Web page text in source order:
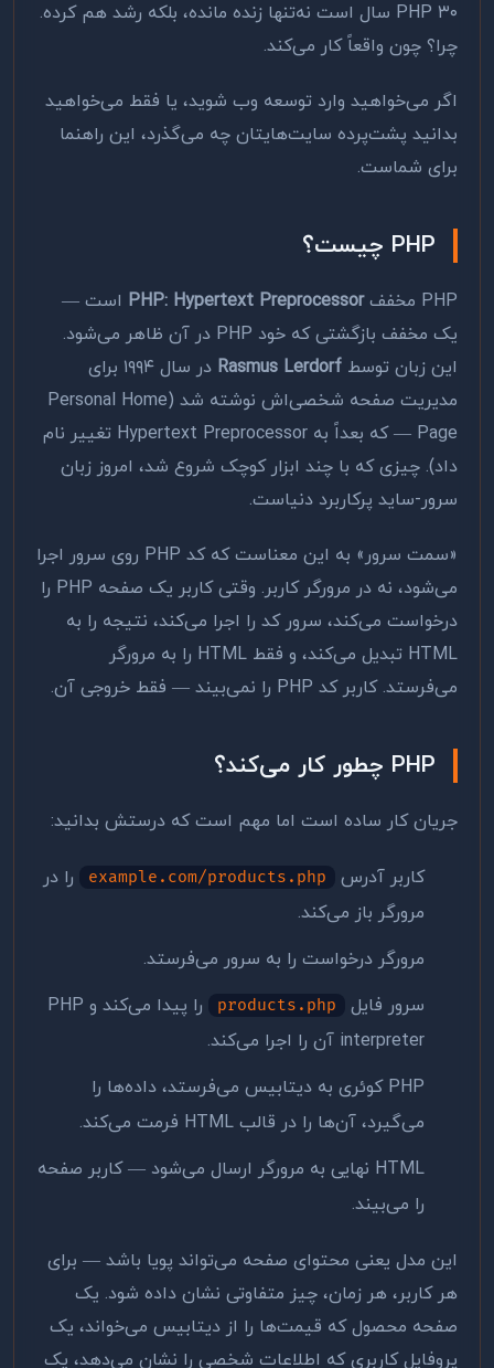
PHP ۳۰ سال است نه‌تنها زنده مانده، بلکه رشد هم کرده.
چرا؟ چون واقعاً کار می‌کند.
اگر می‌خواهید وارد توسعه وب شوید، یا فقط می‌خواهید
بدانید پشت‌پرده سایت‌هایتان چه می‌گذرد، این راهنما
برای شماست.
PHP چیست؟
PHP مخفف PHP: Hypertext Preprocessor است —
یک مخفف بازگشتی که خود PHP در آن ظاهر می‌شود.
این زبان توسط Rasmus Lerdorf
در سال ۱۹۹۴ برای
مدیریت صفحه شخصی‌اش نوشته شد (Personal Home
Page — که بعداً به Hypertext Preprocessor تغییر نام
داد). چیزی که با چند ابزار کوچک شروع شد، امروز زبان
سرور-ساید پرکاربرد دنیاست.
«سمت سرور» به این معناست که کد PHP روی سرور اجرا
می‌شود، نه در مرورگر کاربر. وقتی کاربر یک صفحه PHP را
درخواست می‌کند، سرور کد را اجرا می‌کند، نتیجه را به
HTML تبدیل می‌کند، و فقط HTML را به مرورگر
می‌فرستد. کاربر کد PHP را نمی‌بیند — فقط خروجی آن.
PHP چطور کار می‌کند؟
جریان کار ساده است اما مهم است که درستش بدانید:
کاربر آدرس example.com/products.php
را در
مرورگر باز می‌کند.
مرورگر درخواست را به سرور می‌فرستد.
سرور فایل
products.php
را پیدا می‌کند و PHP
interpreter آن را اجرا می‌کند.
PHP کوئری به دیتابیس می‌فرستد، داده‌ها را
می‌گیرد، آن‌ها را در قالب HTML فرمت می‌کند.
HTML نهایی به مرورگر ارسال می‌شود — کاربر صفحه
را می‌بیند.
این مدل یعنی محتوای صفحه می‌تواند پویا باشد — برای
هر کاربر، هر زمان، چیز متفاوتی نشان داده شود. یک
صفحه محصول که قیمت‌ها را از دیتابیس می‌خواند، یک
پروفایل کاربری که اطلاعات شخصی را نشان می‌دهد، یک